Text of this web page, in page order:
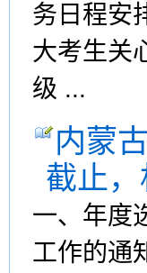
务日程安
大考生关
级 ...
内蒙
截止
一、年度
工作的通